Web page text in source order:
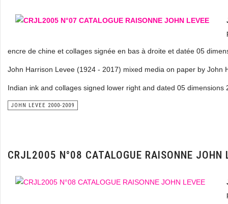
encre de chine et collages signée en bas à droite et datée 05
John Harrison Levee (1924 - 2017) mixed media on paper by John
Indian ink and collages signed lower right and dated 05
JOHN LEVEE 2000-2009
CRJL2005 N°08 CATALOGUE RAISONNE JOHN